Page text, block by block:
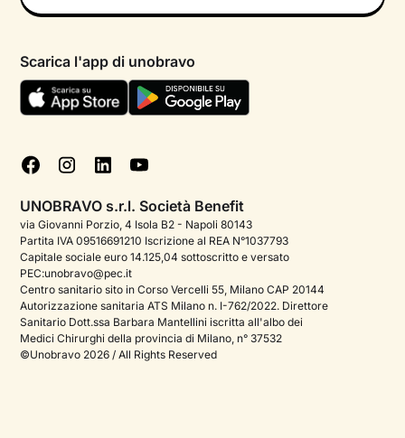
Psicologo in chat
Aiuto urgente
FAQ
Podcast di psicologia
Corporate
Psicologo italiano all'estero
Sala stampa
Bandi e premi
Termini e condizioni
Informativa Privacy
Cookie policy
Gestisci cookie
Scarica l'app di unobravo
UNOBRAVO s.r.l. Società Benefit
via Giovanni Porzio, 4 Isola B2 - Napoli 80143
Partita IVA 09516691210 Iscrizione al REA N°1037793
Capitale sociale euro 14.125,04 sottoscritto e versato
PEC:unobravo@pec.it
Centro sanitario sito in Corso Vercelli 55, Milano CAP 20144
Autorizzazione sanitaria ATS Milano n. I-762/2022. Direttore
Sanitario Dott.ssa Barbara Mantellini iscritta all'albo dei
Medici Chirurghi della provincia di Milano, n° 37532
©Unobravo 2026 / All Rights Reserved